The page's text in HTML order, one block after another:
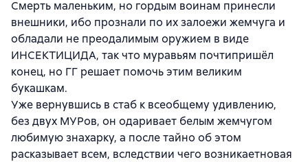
Смерть маленьким, но гордым воинам принесли
внешники, ибо прознали по их залоежи жемчуга и
обладали не преодалимым оружием в виде
ИНСЕКТИЦИДА, так что муравьям почтипришёл
конец, но ГГ решает помочь этим великим
букашкам.
Уже вернувшись в стаб к всеобщему удивлению,
без двух МУРов, он одаривает белым жемчугом
любимую знахарку, а после тайно об этом
расказывает всем, вследствии чего возникаетновая